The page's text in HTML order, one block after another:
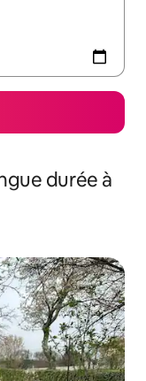
durée à